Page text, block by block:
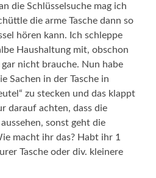
die Schlüsselsuche mag ich
die arme Tasche dann so
hören kann. Ich schleppe
Haushaltung mit, obschon
nicht brauche. Nun habe
Sachen in der Tasche in
zu stecken und das klappt
darauf achten, dass die
sonst geht die
macht ihr das? Habt ihr 1
Tasche oder div. kleinere